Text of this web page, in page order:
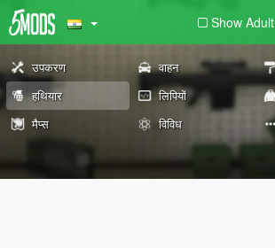
Show Adult
उपकरण वाहन
हथियार
लिपियों
मैप्स
विविध